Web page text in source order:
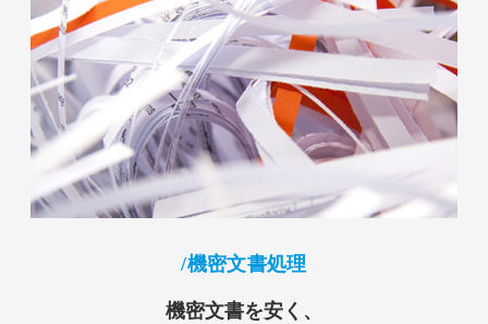
機密文書処理
機密文書を安く、